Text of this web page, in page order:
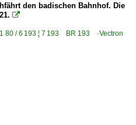
den badischen Bahnhof. Die

80 / 6 193 ¦ 7 193 BR 193 ·Vectron